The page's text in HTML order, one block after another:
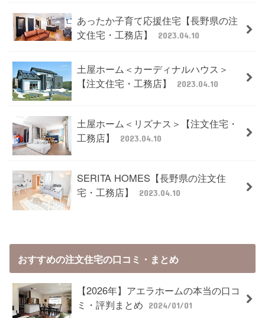
あったか子育て応援住宅【長野県の注
文住宅・工務店】
2023.04.10
土屋ホーム＜カーディナルハウス＞
【注文住宅・工務店】
2023.04.10
土屋ホーム＜リズナス＞【注文住宅・
工務店】
2023.04.10
SERITA HOMES【長野県の注文住
宅・工務店】
2023.04.10
おすすめの注文住宅の口コミ・まとめ
【2026年】アエラホームの本当の口コ
ミ・評判まとめ
2024/01/01